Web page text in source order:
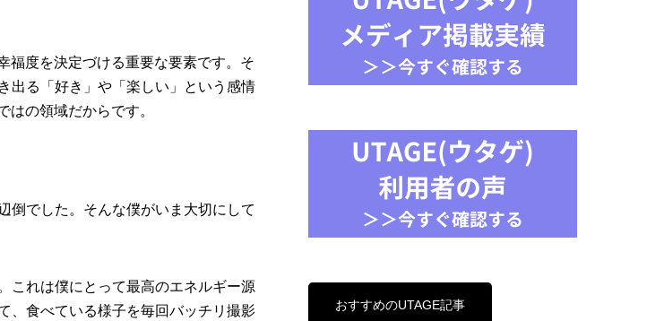
福度を決定づける重要な要素です。そ
出る「好き」や「楽しい」という感情
の領域だからです。
倒でした。そんな僕がいま大切にして
これは僕にとって最高のエネルギー源
、食べている様子を毎回バッチリ撮影
おすすめのUTAGE記事